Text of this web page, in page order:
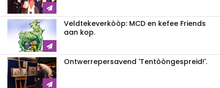
Veldtekeverkòòp: MCD en kefee Friends
aan kop.
Ontwerrepersavend 'Tentòòngespreid!'.